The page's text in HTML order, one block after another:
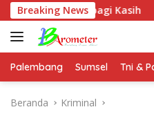
Langsung
ke
konten
Breaking News
Kasih Dituding
Palembang Sumsel Tni &
Beranda Kriminal